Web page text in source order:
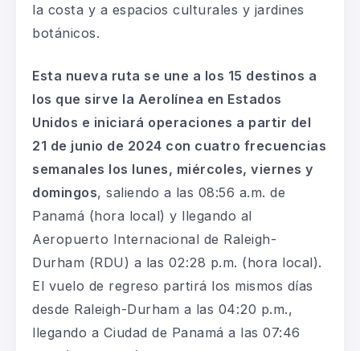
la costa y a espacios culturales y jardines
botánicos.
Esta nueva ruta se une a los 15 destinos a
los que sirve la Aerolínea en Estados
Unidos e iniciará operaciones a partir del
21 de junio de 2024 con cuatro frecuencias
semanales los lunes, miércoles, viernes y
domingos, saliendo a las 08:56 a.m. de
Panamá (hora local) y llegando al
Aeropuerto Internacional de Raleigh-
Durham (RDU) a las 02:28 p.m. (hora local).
El vuelo de regreso partirá los mismos días
desde Raleigh-Durham a las 04:20 p.m.,
llegando a Ciudad de Panamá a las 07:46